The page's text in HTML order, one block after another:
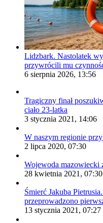
Lidzbark. Nastolatek
przywrócili mu
6 sierpnia 2026, 13:56
Tragiczny finał
ciało 23-latka
3 stycznia 2021, 14:06
W naszym regionie
2 lipca 2020, 07:30
Wojewoda mazowiecki
28 kwietnia 2021, 07:30
Śmierć Jakuba
przeprowadzono
13 stycznia 2021, 07:27